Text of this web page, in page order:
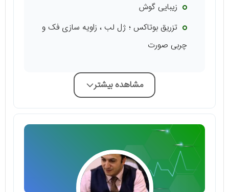
زیبایی گوش
تزریق بوتاکس ؛ ژل لب ، زاویه سازی فک و
چربی صورت
مشاهده بیشتر